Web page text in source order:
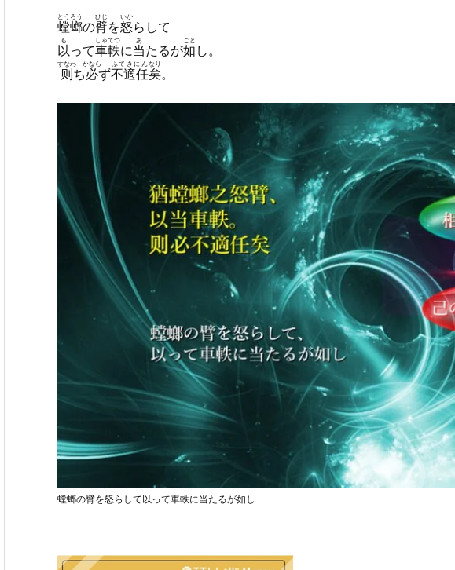
螳螂
とうろう
の臂
ひじ
を怒
いか
らして
以
も
って車軼
しゃてつ
に当
あ
たるが如
ごと
し。
则
すなわ
ち必
かなら
ず不適任
ふてきにん
矣
なり
。
螳螂の臂を怒らして以って車軼に当たるが如し